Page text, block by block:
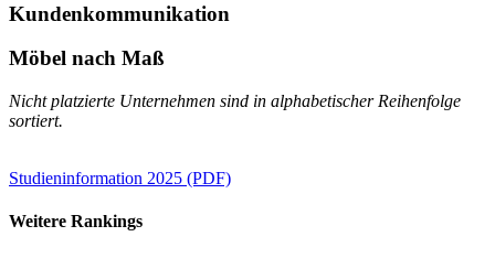
Kundenkommunikation
Möbel nach Maß
Nicht platzierte Unternehmen sind in alphabetischer Reihenfolge
sortiert.
Studieninformation 2025 (PDF)
Weitere Rankings